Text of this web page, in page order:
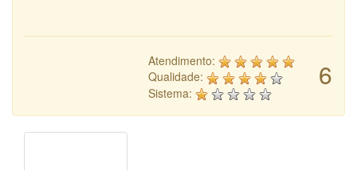
6
Atendimento:
Qualidade:
Sistema: